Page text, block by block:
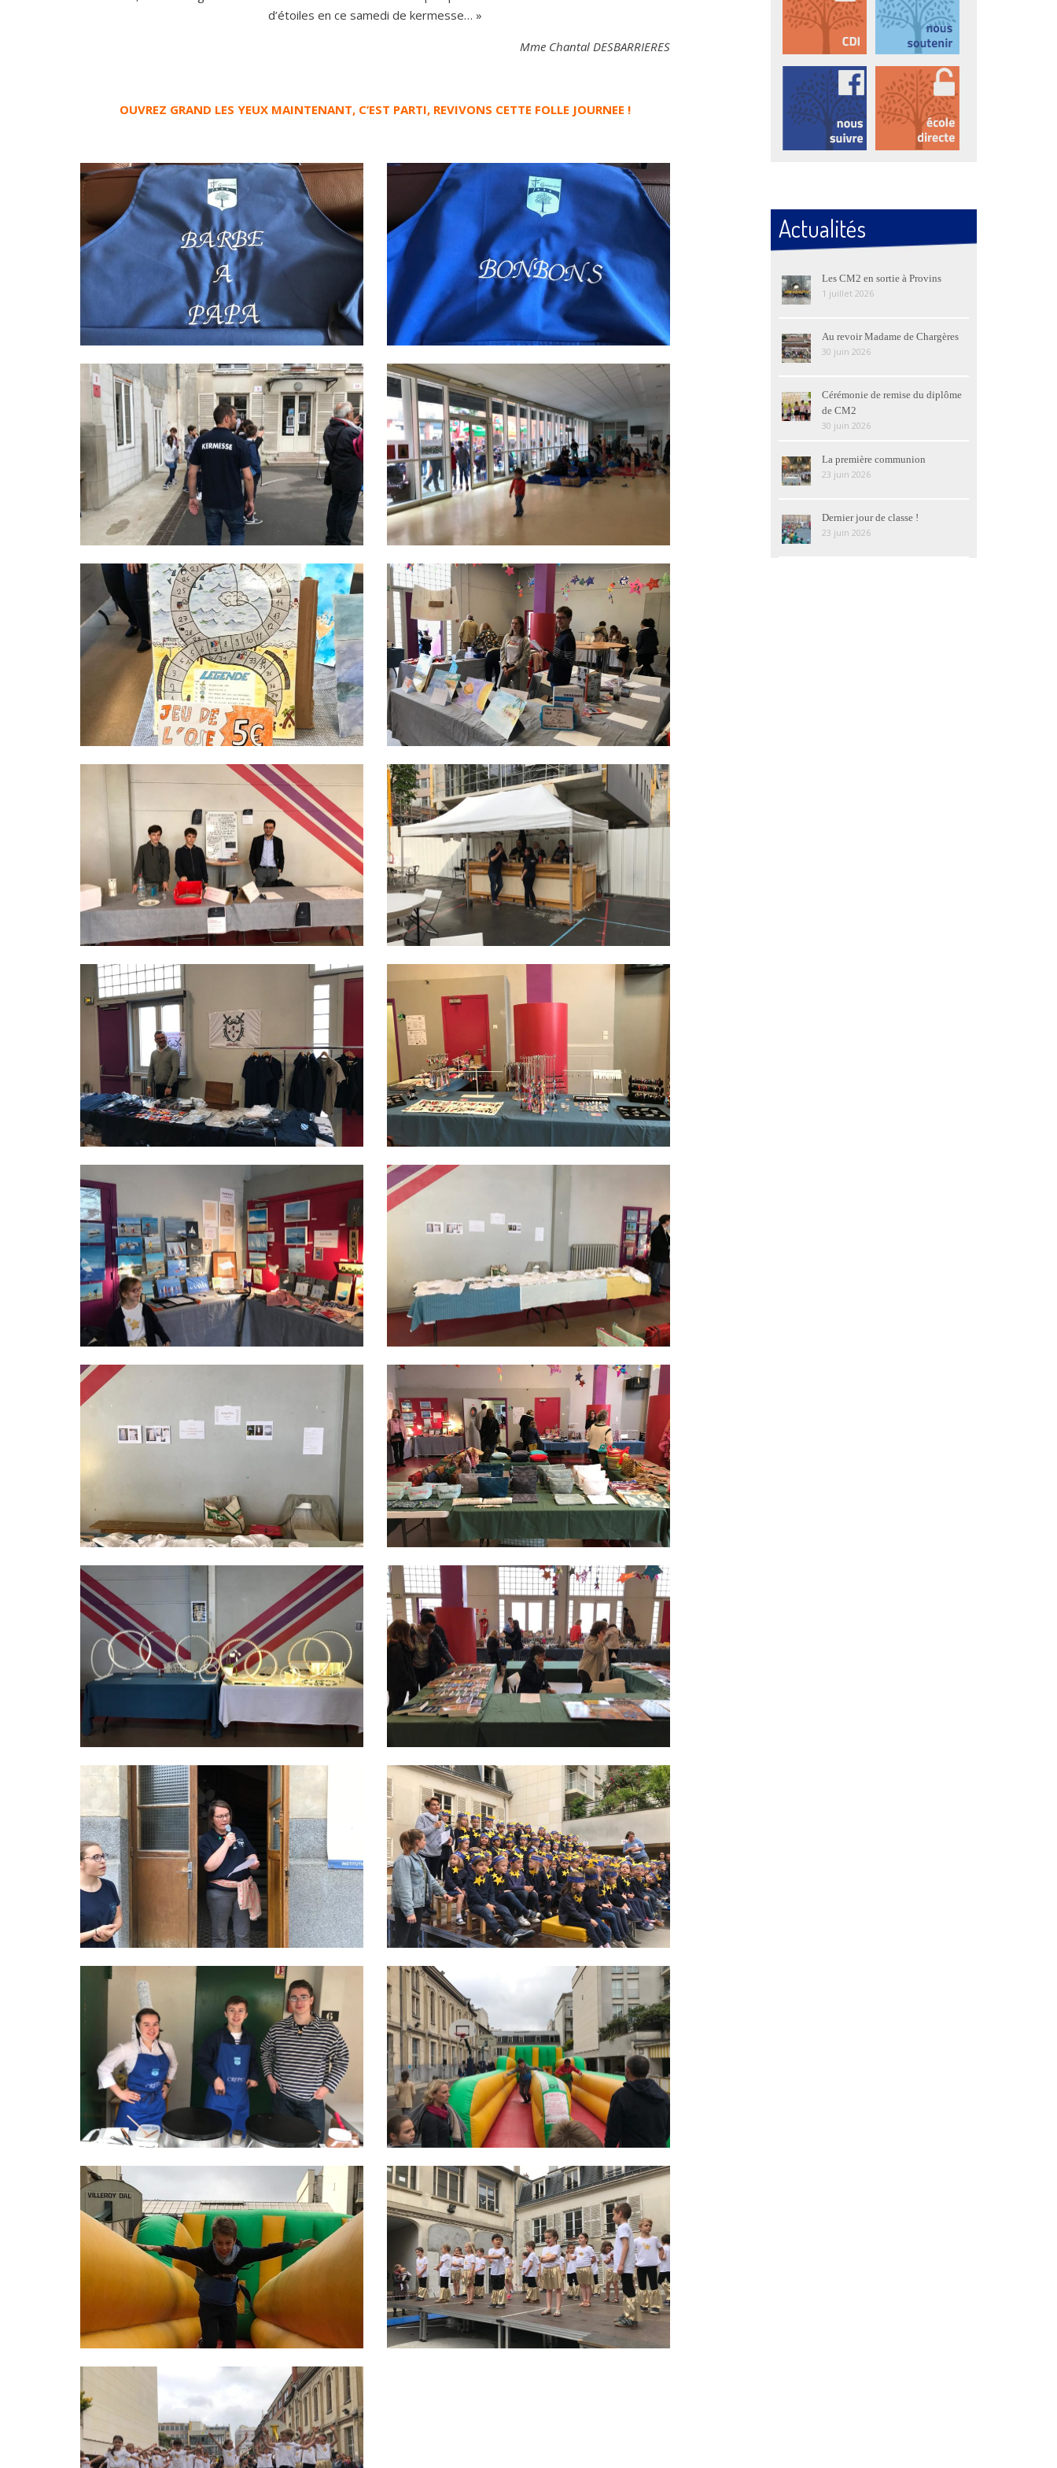
d’étoiles en ce samedi de kermesse… »
Mme Chantal DESBARRIERES
OUVREZ GRAND LES YEUX MAINTENANT, C’EST PARTI, REVIVONS CETTE FOLLE JOURNEE !
Actualités
Les CM2 en sortie à Provins
1 juillet 2026
Au revoir Madame de Chargères
30 juin 2026
Cérémonie de remise du diplôme
de CM2
30 juin 2026
La première communion
23 juin 2026
Dernier jour de classe !
23 juin 2026